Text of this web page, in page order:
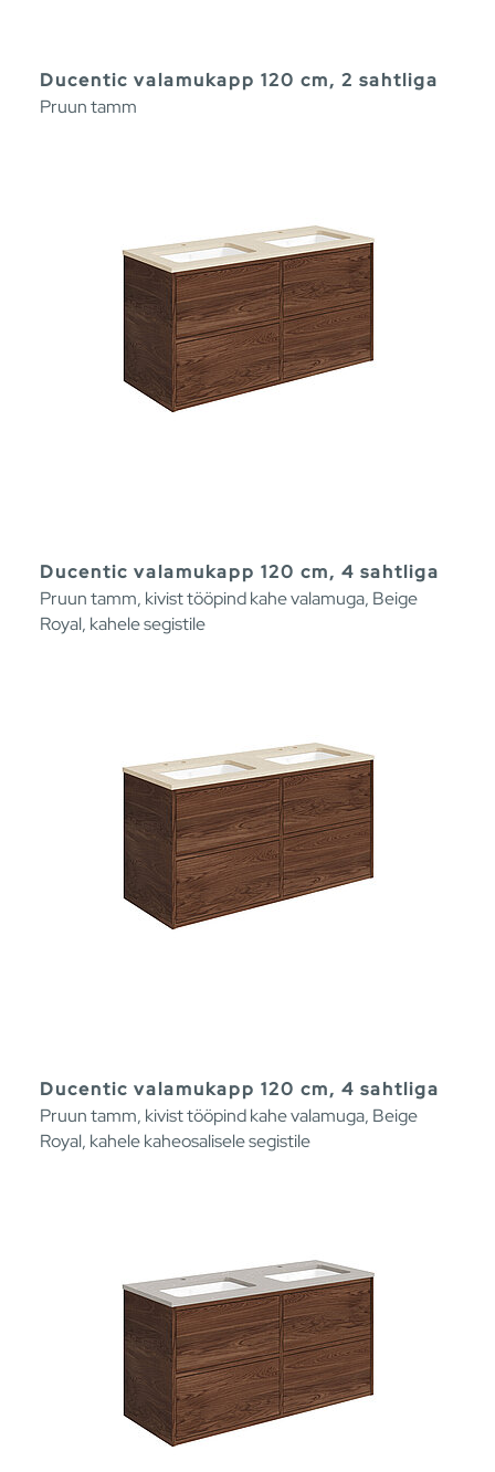
Ducentic valamukapp 120 cm, 2 sahtliga
Pruun tamm
Ducentic valamukapp 120 cm, 4 sahtliga
Pruun tamm, kivist tööpind kahe valamuga, Beige
Royal, kahele segistile
Ducentic valamukapp 120 cm, 4 sahtliga
Pruun tamm, kivist tööpind kahe valamuga, Beige
Royal, kahele kaheosalisele segistile